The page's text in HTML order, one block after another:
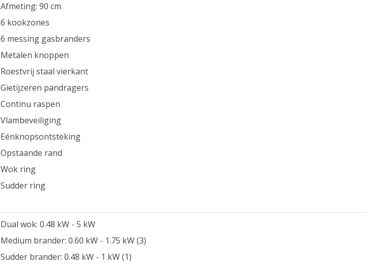
Afmeting: 90 cm
6 kookzones
6 messing gasbranders
Metalen knoppen
Roestvrij staal vierkant
Gietijzeren pandragers
Continu raspen
Vlambeveiliging
Eénknopsontsteking
Opstaande rand
Wok ring
Sudder ring
Dual wok: 0.48 kW - 5 kW
Medium brander: 0.60 kW - 1.75 kW (3)
Sudder brander: 0.48 kW - 1 kW (1)